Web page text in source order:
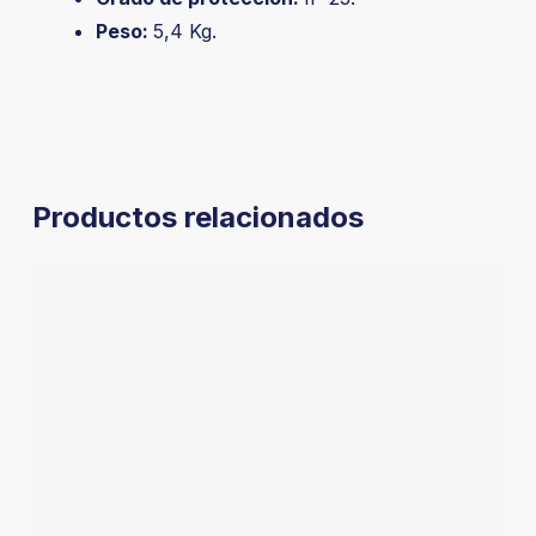
Peso: 5,4 Kg.
Productos relacionados